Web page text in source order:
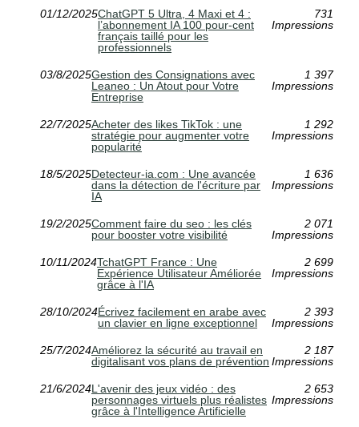
01/12/2025ChatGPT 5 Ultra, 4 Maxi et 4 :
l’abonnement IA 100 pour-cent
français taillé pour les
professionnels
731
Impressions
03/8/2025Gestion des Consignations avec
Leaneo : Un Atout pour Votre
Entreprise
1 397
Impressions
22/7/2025Acheter des likes TikTok : une
stratégie pour augmenter votre
popularité
1 292
Impressions
18/5/2025Detecteur-ia.com : Une avancée
dans la détection de l'écriture par
IA
1 636
Impressions
19/2/2025Comment faire du seo : les clés
pour booster votre visibilité
2 071
Impressions
10/11/2024TchatGPT France : Une
Expérience Utilisateur Améliorée
grâce à l'IA
2 699
Impressions
28/10/2024Écrivez facilement en arabe avec
un clavier en ligne exceptionnel
2 393
Impressions
25/7/2024Améliorez la sécurité au travail en
digitalisant vos plans de prévention
2 187
Impressions
21/6/2024L'avenir des jeux vidéo : des
personnages virtuels plus réalistes
grâce à l'Intelligence Artificielle
2 653
Impressions